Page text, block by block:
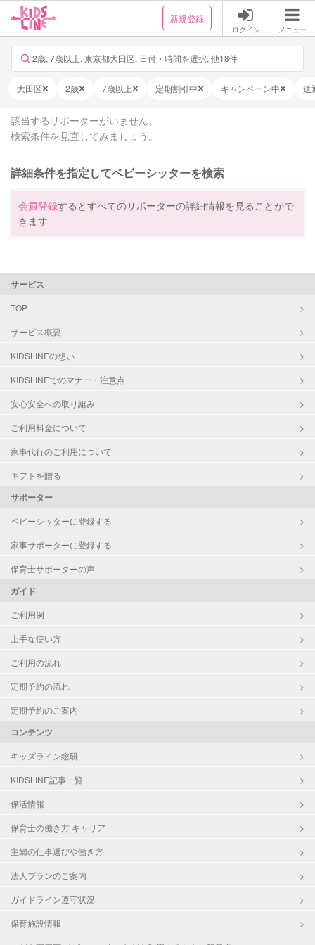
新規登録
ログイン メニュー
2歳, 7歳以上, 東京都大田区, 日付・時間を選択, 他18件
大田区 2歳 7歳以上 定期割引中 キャンペーン中 送
該当するサポーターがいません。
検索条件を見直してみましょう。
詳細条件を指定してベビーシッターを検索
会員登録するとすべてのサポーターの詳細情報を見ることがで
きます
サービス
TOP
サービス概要
KIDSLINEの想い
KIDSLINEでのマナー・注意点
安心安全への取り組み
ご利用料金について
家事代行のご利用について
ギフトを贈る
サポーター
ベビーシッターに登録する
家事サポーターに登録する
保育士サポーターの声
ガイド
ご利用例
上手な使い方
ご利用の流れ
定期予約の流れ
定期予約のご案内
コンテンツ
キッズライン総研
KIDSLINE記事一覧
保活情報
保育士の働き方 キャリア
主婦の仕事選びや働き方
法人プランのご案内
ガイドライン遵守状況
保育施設情報